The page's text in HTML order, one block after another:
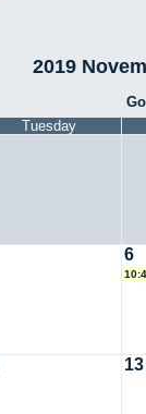
2019
Tuesday
6
13